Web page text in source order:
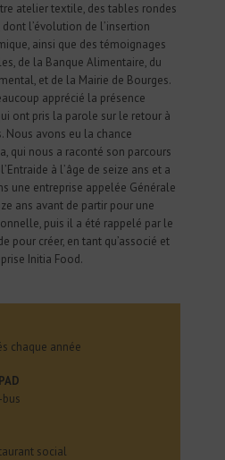
atelier textile, des tables rondes
l’évolution de l’insertion
ainsi que des témoignages
de la Banque Alimentaire, du
et de la Mairie de Bourges.
apprécié la présence
ont pris la parole sur le retour à
Nous avons eu la chance
qui nous a raconté son parcours
à l’âge de seize ans et a
une entreprise appelée Générale
ans avant de partir pour une
puis il a été rappelé par le
pour créer, en tant qu’associé et
Initia Food.
chaque année
social